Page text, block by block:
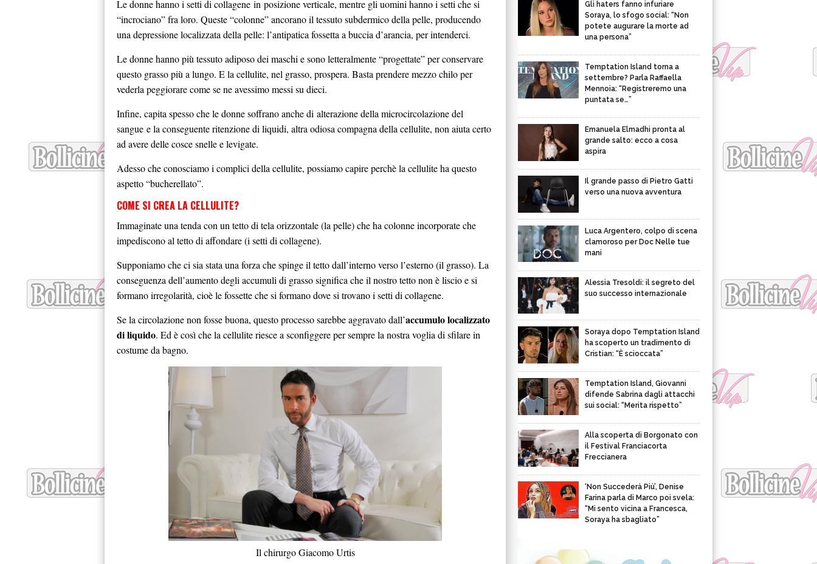
Le donne hanno i setti di collagene in posizione verticale, mentre gli uomini hanno i setti che si
“incrociano” fra loro. Queste “colonne” ancorano il tessuto subdermico della pelle, producendo
una depressione localizzata della pelle: l’antipatica fossetta a buccia d’arancia, per intenderci.
Le donne hanno più tessuto adiposo dei maschi e sono letteralmente “progettate” per conservare
questo grasso più a lungo. E la cellulite, nel grasso, prospera. Basta prendere mezzo chilo per
vederla peggiorare come se ne avessimo messi su dieci.
Infine, capita spesso che le donne soffrano anche di alterazione della microcircolazione del
sangue e la conseguente ritenzione di liquidi, altra odiosa compagna della cellulite, non aiuta certo
ad avere delle cosce snelle e levigate.
Adesso che conosciamo i complici della cellulite, possiamo capire perchè la cellulite ha questo
aspetto “bucherellato”.
COME SI CREA LA CELLULITE?
Immaginate una tenda con un tetto di tela orizzontale (la pelle) che ha colonne incorporate che
impediscono al tetto di affondare (i setti di collagene).
Supponiamo che ci sia stata una forza che spinge il tetto dall’interno verso l’esterno (il grasso). La
conseguenza dell’aumento degli accumuli di grasso significa che il nostro tetto non è liscio e si
formano irregolarità, cioè le fossette che si formano dove si trovano i setti di collagene.
Se la circolazione non fosse buona, questo processo sarebbe aggravato dall’accumulo localizzato
di liquido. Ed è così che la cellulite riesce a sconfiggere per sempre la nostra voglia di sfilare in
costume da bagno.
Il chirurgo Giacomo Urtis
Gli haters fanno infuriare
Soraya, lo sfogo social: “Non
potete augurare la morte ad
una persona”
Temptation Island torna a
settembre? Parla Raffaella
Mennoia: “Registreremo una
puntata se…”
Emanuela Elmadhi pronta al
grande salto: ecco a cosa
aspira
Il grande passo di Pietro Gatti
verso una nuova avventura
Luca Argentero, colpo di scena
clamoroso per Doc Nelle tue
mani
Alessia Tresoldi: il segreto del
suo successo internazionale
Soraya dopo Temptation Island
ha scoperto un tradimento di
Cristian: “È scioccata”
Temptation Island, Giovanni
difende Sabrina dagli attacchi
sui social: “Merita rispetto”
Alla scoperta di Borgonato con
il Festival Franciacorta
Freccianera
‘Non Succederà Più’, Denise
Farina parla di Marco poi svela:
“Mi sento vicina a Francesca,
Soraya ha sbagliato”